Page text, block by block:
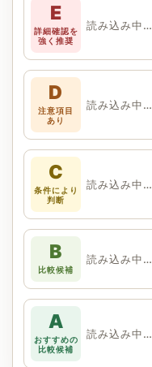
E
詳細確認を
強く推奨
読み込み中…
D
注意項目
あり
読み込み中…
C
条件により
判断
読み込み中…
B
比較候補
読み込み中…
A
おすすめの
比較候補
読み込み中…